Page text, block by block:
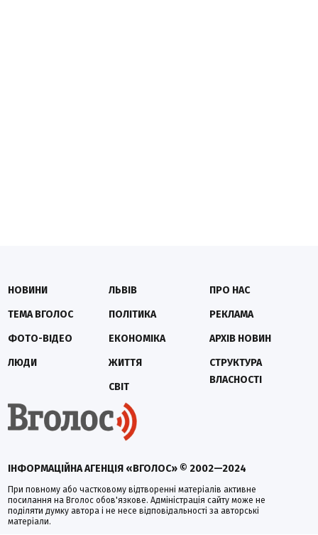
ІНФОРМАЦІЙНА АГЕНЦІЯ «ВГОЛОС» © 2002—2024
При повному або частковому відтворенні матеріалів активне
посилання на Вголос обов'язкове. Адміністрація сайту може не
поділяти думку автора і не несе відповідальності за авторські
матеріали.
НОВИНИ
ТЕМА ВГОЛОС
ФОТО-ВІДЕО
ЛЮДИ
ЛЬВІВ
ПОЛІТИКА
ЕКОНОМІКА
ЖИТТЯ
СВІТ
ПРО НАС
РЕКЛАМА
АРХІВ НОВИН
СТРУКТУРА
ВЛАСНОСТІ